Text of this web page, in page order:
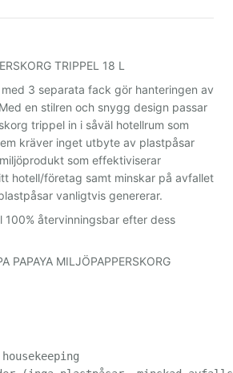
TRIPPEL 18 L
3 separata fack gör hanteringen av
en stilren och snygg design passar
trippel in i såväl hotellrum som
kräver inget utbyte av plastpåsar
som effektiviserar
hotell/företag samt minskar på avfallet
vanligtvis genererar.
100% återvinningsbar efter dess
PAPAYA MILJÖPAPPERSKORG